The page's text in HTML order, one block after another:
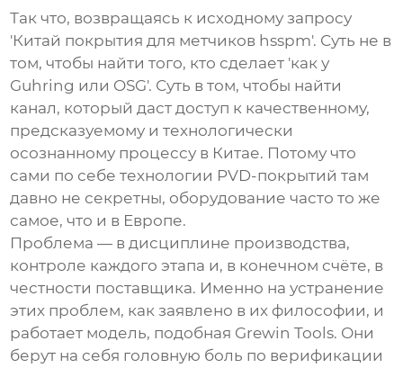
Так что, возвращаясь к исходному запросу
'Китай покрытия для метчиков hsspm'. Суть не в
том, чтобы найти того, кто сделает 'как у
Guhring или OSG'. Суть в том, чтобы найти
канал, который даст доступ к качественному,
предсказуемому и технологически
осознанному процессу в Китае. Потому что
сами по себе технологии PVD-покрытий там
давно не секретны, оборудование часто то же
самое, что и в Европе.
Проблема — в дисциплине производства,
контроле каждого этапа и, в конечном счёте, в
честности поставщика. Именно на устранение
этих проблем, как заявлено в их философии, и
работает модель, подобная Grewin Tools. Они
берут на себя головную боль по верификации